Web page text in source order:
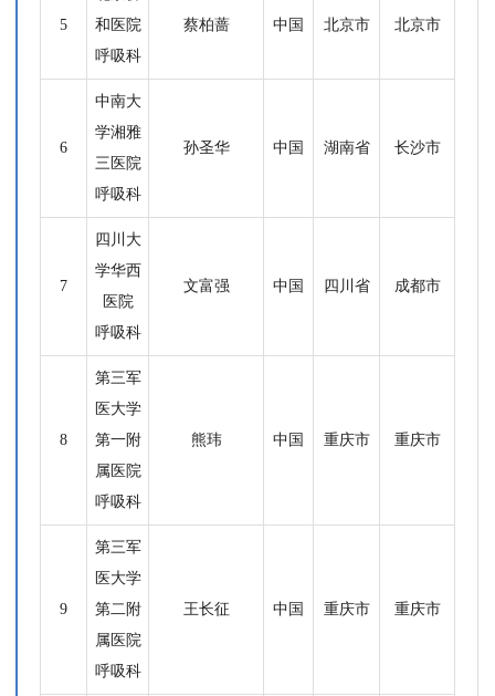
5
和医院
呼吸科
蔡柏蔷 中国 北京市 北京市
6
中南大
学湘雅
三医院
呼吸科
孙圣华 中国 湖南省 长沙市
7
四川大
学华西
医院
呼吸科
文富强 中国 四川省 成都市
8
第三军
医大学
第一附
属医院
呼吸科
熊玮 中国 重庆市 重庆市
9
第三军
医大学
第二附
属医院
呼吸科
王长征 中国 重庆市 重庆市